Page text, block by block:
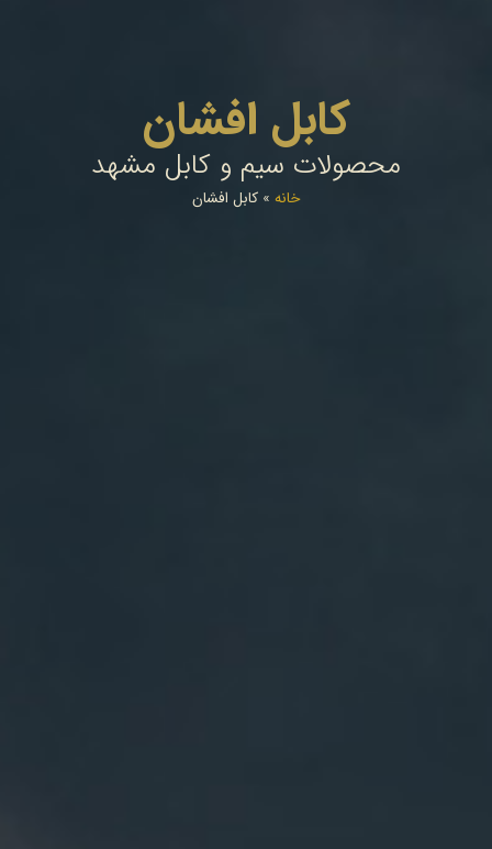
کابل افشان
محصولات سیم و کابل مشهد
خانه » کابل افشان